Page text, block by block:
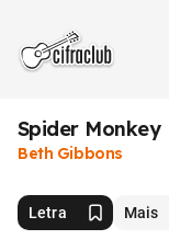
Spider Monkey
Beth Gibbons
Letra Mais